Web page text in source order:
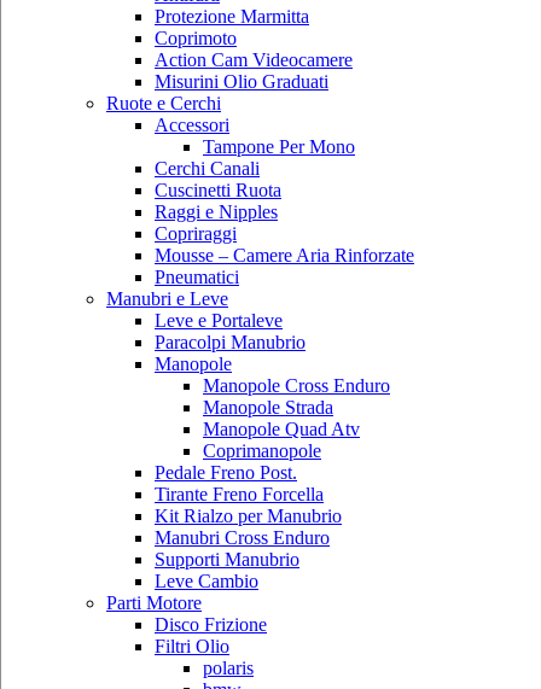
Protezione Marmitta
Coprimoto
Action Cam Videocamere
Misurini Olio Graduati
Ruote e Cerchi
Accessori
Tampone Per Mono
Cerchi Canali
Cuscinetti Ruota
Raggi e Nipples
Copriraggi
Mousse – Camere Aria Rinforzate
Pneumatici
Manubri e Leve
Leve e Portaleve
Paracolpi Manubrio
Manopole
Manopole Cross Enduro
Manopole Strada
Manopole Quad Atv
Coprimanopole
Pedale Freno Post.
Tirante Freno Forcella
Kit Rialzo per Manubrio
Manubri Cross Enduro
Supporti Manubrio
Leve Cambio
Parti Motore
Disco Frizione
Filtri Olio
polaris